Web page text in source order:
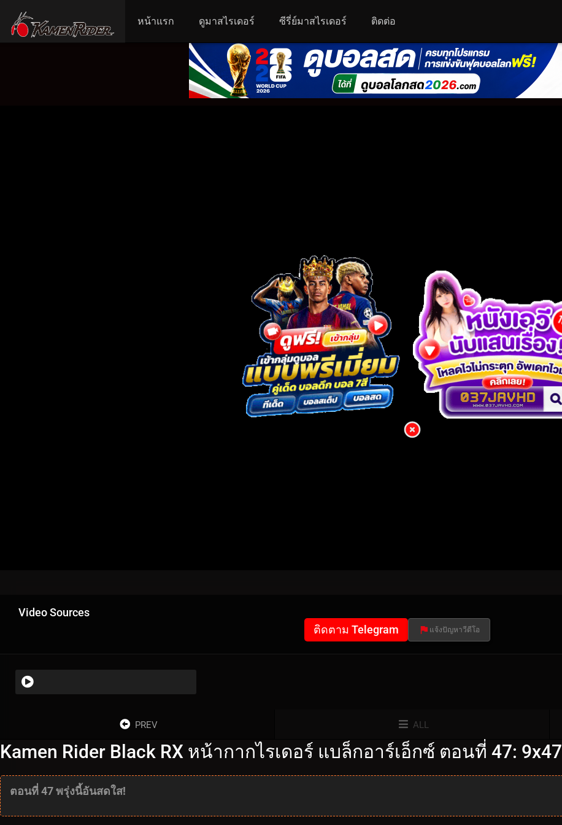
หน้าแรก ดูมาสไรเดอร์ ซีรี่ย์มาสไรเดอร์ ติดต่อ
Video Sources
ติดตาม Telegram แจ้งปัญหาวีดีโอ
PREV ALL
Kamen Rider Black RX หน้ากากไรเดอร์ แบล็กอาร์เอ็กซ์ ตอนที่ 47: 9x47
ตอนที่ 47 พรุ่งนี้อันสดใส!